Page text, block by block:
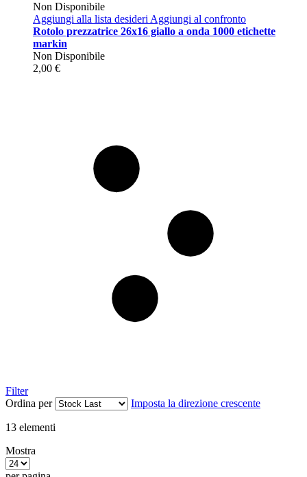
Non Disponibile
Aggiungi alla lista desideriAggiungi al confronto
Rotolo prezzatrice 26x16 giallo a onda 1000 etichette
markin
Non Disponibile
2,00 €
Filter
Ordina per
Imposta la direzione crescente
13 elementi
Mostra